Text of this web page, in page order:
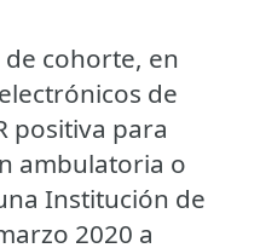
cohorte, en
de
positiva para
ambulatoria o
Institución de
2020 a